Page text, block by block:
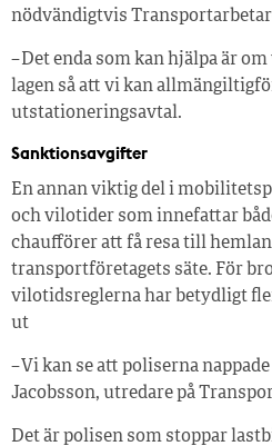
nödvändigtvis
– Det enda som kan hjälpa är
lagen så att vi kan
utstationeringsavtal.
Sanktionsavgifter
En annan viktig del i
och vilotider som innefattar
chaufförer att få resa till
transportföretagets säte. För
vilotidsreglerna har betydligt
ut
– Vi kan se att poliserna
Jacobsson, utredare på
Det är polisen som stoppar